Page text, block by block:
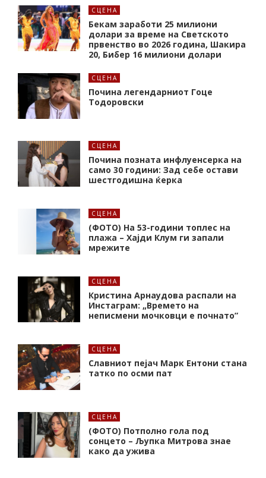
СЦЕНА
Бекам заработи 25 милиони
долари за време на Светското
првенство во 2026 година, Шакира
20, Бибер 16 милиони долари
СЦЕНА
Почина легендарниот Гоце
Тодоровски
СЦЕНА
Почина позната инфлуенсерка на
само 30 години: Зад себе остави
шестгодишна ќерка
СЦЕНА
(ФОТО) На 53-години топлес на
плажа – Хајди Клум ги запали
мрежите
СЦЕНА
Кристина Арнаудова распали на
Инстаграм: „Времето на
неписмени мочковци е почнато”
СЦЕНА
Славниот пејач Марк Ентони стана
татко по осми пат
СЦЕНА
(ФОТО) Потполно гола под
сонцето – Љупка Митрова знае
како да ужива